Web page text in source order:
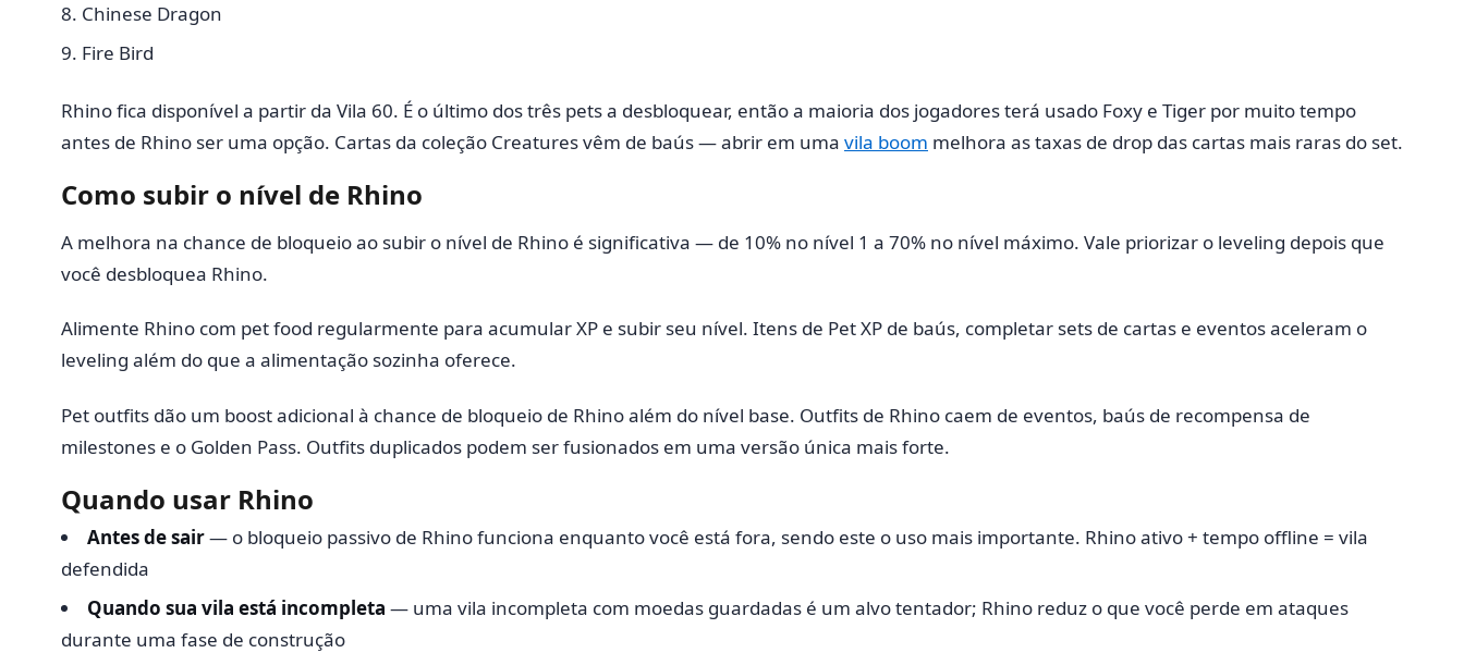
Chinese Dragon
Fire Bird
Rhino fica disponível a partir da Vila 60. É o último dos três pets a desbloquear, então a maioria dos jogadores terá usado Foxy e Tiger por muito tempo
antes de Rhino ser uma opção. Cartas da coleção Creatures vêm de baús — abrir em uma vila boom melhora as taxas de drop das cartas mais raras do set.
Como subir o nível de Rhino
A melhora na chance de bloqueio ao subir o nível de Rhino é significativa — de 10% no nível 1 a 70% no nível máximo. Vale priorizar o leveling depois que
você desbloquea Rhino.
Alimente Rhino com pet food regularmente para acumular XP e subir seu nível. Itens de Pet XP de baús, completar sets de cartas e eventos aceleram o
leveling além do que a alimentação sozinha oferece.
Pet outfits dão um boost adicional à chance de bloqueio de Rhino além do nível base. Outfits de Rhino caem de eventos, baús de recompensa de
milestones e o Golden Pass. Outfits duplicados podem ser fusionados em uma versão única mais forte.
Quando usar Rhino
Antes de sair— o bloqueio passivo de Rhino funciona enquanto você está fora, sendo este o uso mais importante. Rhino ativo + tempo offline = vila
defendida
Quando sua vila está incompleta — uma vila incompleta com moedas guardadas é um alvo tentador; Rhino reduz o que você perde em ataques
durante uma fase de construção